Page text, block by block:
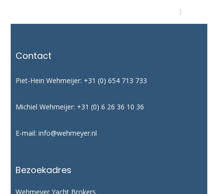
1
Contact
Piet-Hein Wehmeijer: +31 (0) 654 713 733
Michiel Wehmeijer: +31 (0) 6 26 36 10 36
E-mail: info@wehmeyer.nl
Bezoekadres
Wehmeyer Yacht Brokers